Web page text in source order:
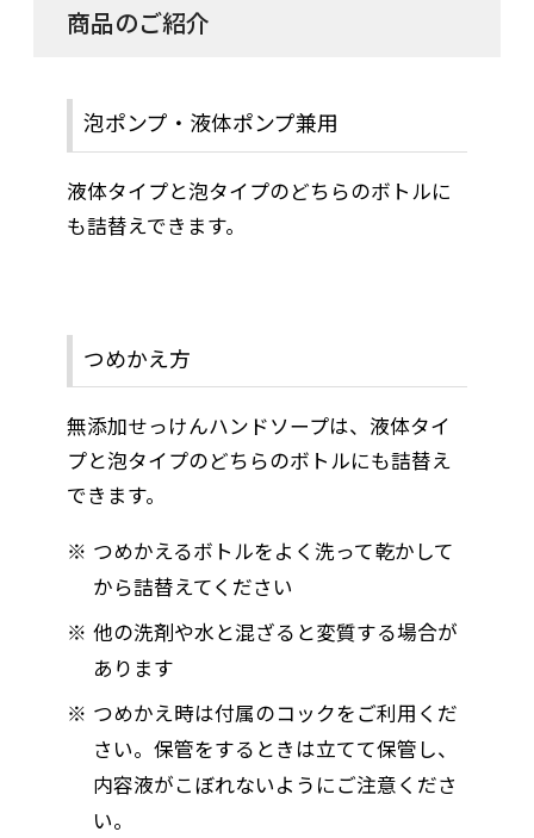
商品のご紹介
泡ポンプ・液体ポンプ兼用
液体タイプと泡タイプのどちらのボトルに
も詰替えできます。
つめかえ方
無添加せっけんハンドソープは、液体タイ
プと泡タイプのどちらのボトルにも詰替え
できます。
つめかえるボトルをよく洗って乾かして
から詰替えてください
他の洗剤や水と混ざると変質する場合が
あります
つめかえ時は付属のコックをご利用くだ
さい。保管をするときは立てて保管し、
内容液がこぼれないようにご注意くださ
い。